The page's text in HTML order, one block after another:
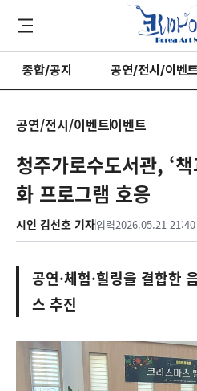
종합/공지 공연/전시/이벤트
공연/전시/이벤트이벤트
청주가로수도서관, ‘
화 프로그램 호응
시인 김선호 기자입력2026.05.21 21:40
공연·체험·힐링을 결합한
스 추진